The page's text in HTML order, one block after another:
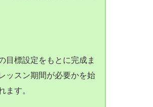
目標設定をもとに完成ま
ッスン期間が必要かを始
ます。